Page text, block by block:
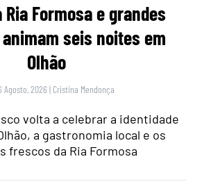
Ria Formosa e grandes
seis noites em
Olhão
Agosto, 2026 | Cristina Mendonça
volta a celebrar a identidade
a gastronomia local e os
frescos da Ria Formosa